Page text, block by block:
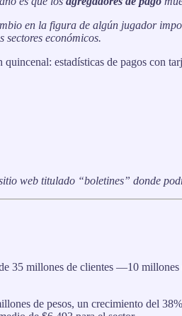
en la figura de algún jugador
sectores económicos.
estadísticas de pagos con
web titulado “boletines” donde
35 millones de clientes —10
de pesos, un crecimiento del